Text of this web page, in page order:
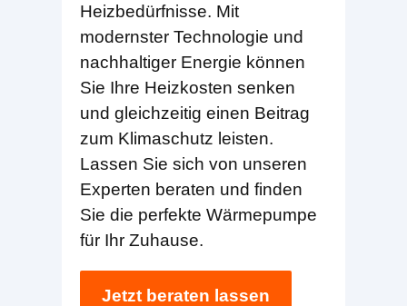
Heizbedürfnisse. Mit
modernster Technologie und
nachhaltiger Energie können
Sie Ihre Heizkosten senken
und gleichzeitig einen Beitrag
zum Klimaschutz leisten.
Lassen Sie sich von unseren
Experten beraten und finden
Sie die perfekte Wärmepumpe
für Ihr Zuhause.
Jetzt beraten lassen